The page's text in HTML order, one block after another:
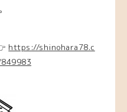
https://shinohara78.c